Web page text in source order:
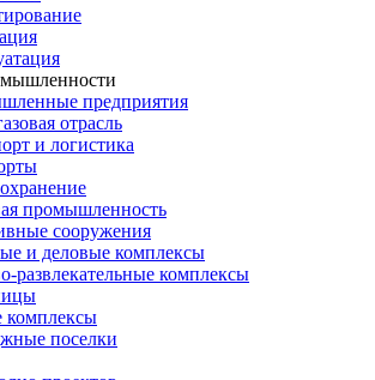
предприятия
отрасль
и логистика
промышленность
сооружения
и деловые комплексы
развлекательные комплексы
поселки